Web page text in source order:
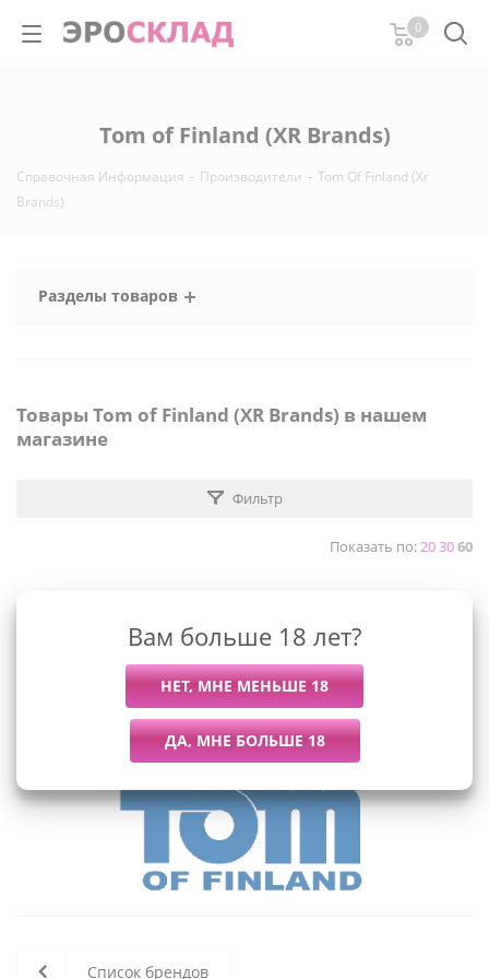
0
Tom of Finland (XR Brands)
Справочная Информация - Производители - Tom Of Finland (Xr
Brands)
Разделы товаров
Товары Tom of Finland (XR Brands) в нашем
магазине
Фильтр
Показать по:203060
К сожалению, раздел пуст
В данный момент нет активных
товаров
Список брендов
Вам больше 18 лет?